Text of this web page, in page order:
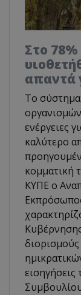
Στο
απαντά
Το
οργανισμών
ενέργειες
καλύτερο
κομματική
ΚΥΠΕ ο